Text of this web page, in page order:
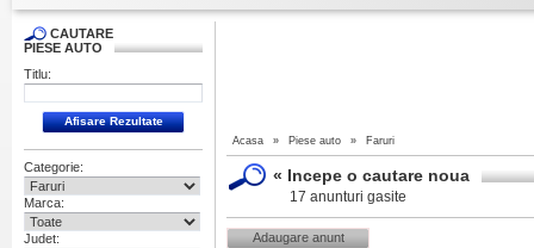
CAUTARE
PIESE AUTO
Titlu:
Categorie:
Marca:
Judet:
Acasa » Piese auto » Faruri
« Incepe o cautare noua
17 anunturi gasite
Adaugare anunt